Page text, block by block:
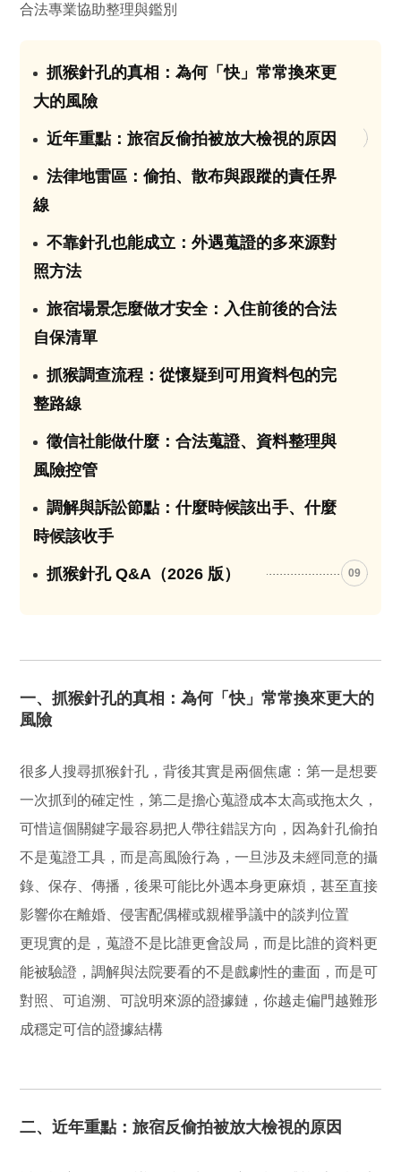
合法專業協助整理與鑑別
抓猴針孔的真相：為何「快」常常換來更
大的風險
近年重點：旅宿反偷拍被放大檢視的原因
法律地雷區：偷拍、散布與跟蹤的責任界
線
不靠針孔也能成立：外遇蒐證的多來源對
照方法
旅宿場景怎麼做才安全：入住前後的合法
自保清單
抓猴調查流程：從懷疑到可用資料包的完
整路線
徵信社能做什麼：合法蒐證、資料整理與
風險控管
調解與訴訟節點：什麼時候該出手、什麼
時候該收手
抓猴針孔 Q&A（2026 版） 09
一、抓猴針孔的真相：為何「快」常常換來更大的
風險
很多人搜尋抓猴針孔，背後其實是兩個焦慮：第一是想要
一次抓到的確定性，第二是擔心蒐證成本太高或拖太久，
可惜這個關鍵字最容易把人帶往錯誤方向，因為針孔偷拍
不是蒐證工具，而是高風險行為，一旦涉及未經同意的攝
錄、保存、傳播，後果可能比外遇本身更麻煩，甚至直接
影響你在離婚、侵害配偶權或親權爭議中的談判位置
更現實的是，蒐證不是比誰更會設局，而是比誰的資料更
能被驗證，調解與法院要看的不是戲劇性的畫面，而是可
對照、可追溯、可說明來源的證據鏈，你越走偏門越難形
成穩定可信的證據結構
二、近年重點：旅宿反偷拍被放大檢視的原因